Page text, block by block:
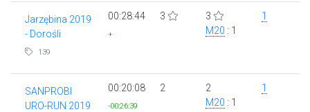
Jarzębina 2019
- Dorośli
139
00:28:44
+
3
3
M20 : 1
1
SANPROBI
URO-RUN 2019
00:20:08
-00:26:39
2
2
M20 : 1
1